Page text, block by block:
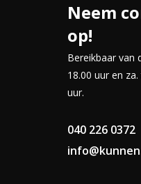
Neem
op!
Bereikbaar van
18.00 uur en
uur.
040 226 0372